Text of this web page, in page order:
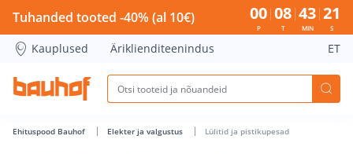
Lülitid ja pistikupesad - Bauhof has loaded
Tuhanded tooted -40% (al 10€) 00
P
08
T
43
MIN
20
S
Kauplused Äriklienditeenindus ET
Ehituspood Bauhof Elekter ja valgustus Lülitid ja pistikupesad